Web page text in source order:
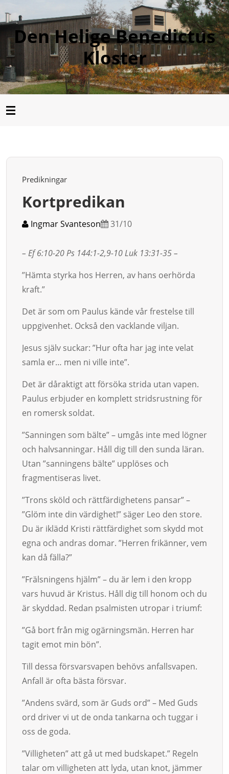
Den Helige Benedictus
Kloster
Predikningar
Kortpredikan
Ingmar Svanteson 31/10
– Ef 6:10-20 Ps 144:1-2,9-10 Luk 13:31-35 –
”Häm­ta styr­ka hos Herren, av hans oerhörda
kraft.”
Det är som om Paulus kände vår frestelse till
uppgiven­het. Ock­så den vacklande viljan.
Jesus själv suckar: ”Hur ofta har jag inte velat
samla er… men ni ville in­te”.
Det är dåraktigt att försöka strida utan vapen.
Paulus erbjuder en komplett stridsrustning för
en ro­mersk soldat.
”Sanningen som bälte” – umgås inte med lögner
och halvsan­ningar. Håll dig till den sunda läran.
Utan ”san­ningens bälte” upplöses och
fragmentise­ras livet.
”Trons sköld och rättfärdighetens pansar” –
”Glöm inte din värdighet!” säger Leo den store.
Du är iklädd Kristi rättfärdig­het som skydd mot
egna och and­ras do­mar. ”Herren frikänner, vem
kan då fälla?”
”Frälsningens hjälm” – du är lem i den kropp
vars huvud är Kris­tus. Håll dig till honom och du
är skyddad. Redan psalmis­ten utropar i triumf:
”Gå bort från mig ogär­ningsmän. Herren har
tagit emot min bön”.
Till dessa försvarsvapen behövs anfallsvapen.
Anfall är ofta bästa försvar.
”Andens svärd, som är Guds ord” – Med Guds
ord driver vi ut de onda tankarna och tug­gar i
oss de goda.
”Villigheten” att gå ut med budskapet.” Regeln
talar om villighe­ten att lyda, utan knot, jäm­mer